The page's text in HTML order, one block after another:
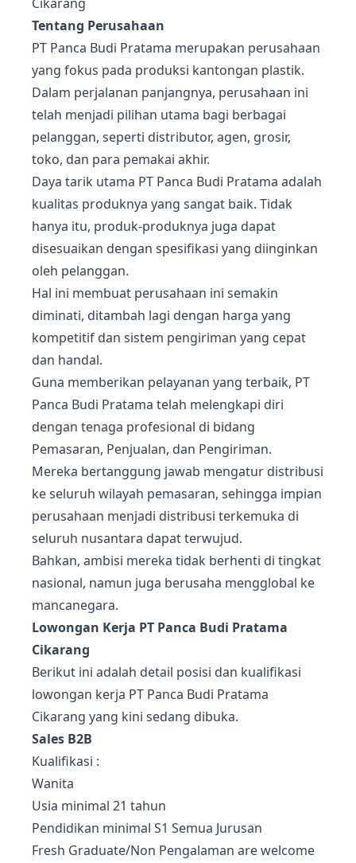
Tentang Perusahaan
PT Panca Budi Pratama merupakan perusahaan
yang fokus pada produksi kantongan plastik.
Dalam perjalanan panjangnya, perusahaan ini
telah menjadi pilihan utama bagi berbagai
pelanggan, seperti distributor, agen, grosir,
toko, dan para pemakai akhir.
Daya tarik utama PT Panca Budi Pratama adalah
kualitas produknya yang sangat baik. Tidak
hanya itu, produk-produknya juga dapat
disesuaikan dengan spesifikasi yang diinginkan
oleh pelanggan.
Hal ini membuat perusahaan ini semakin
diminati, ditambah lagi dengan harga yang
kompetitif dan sistem pengiriman yang cepat
dan handal.
Guna memberikan pelayanan yang terbaik, PT
Panca Budi Pratama telah melengkapi diri
dengan tenaga profesional di bidang
Pemasaran, Penjualan, dan Pengiriman.
Mereka bertanggung jawab mengatur distribusi
ke seluruh wilayah pemasaran, sehingga impian
perusahaan menjadi distribusi terkemuka di
seluruh nusantara dapat terwujud.
Bahkan, ambisi mereka tidak berhenti di tingkat
nasional, namun juga berusaha mengglobal ke
mancanegara.
Lowongan Kerja PT Panca Budi Pratama
Cikarang
Berikut ini adalah detail posisi dan kualifikasi
lowongan kerja PT Panca Budi Pratama
Cikarang yang kini sedang dibuka.
Sales B2B
Kualifikasi :
Wanita
Usia minimal 21 tahun
Pendidikan minimal S1 Semua Jurusan
Fresh Graduate/Non Pengalaman are welcome